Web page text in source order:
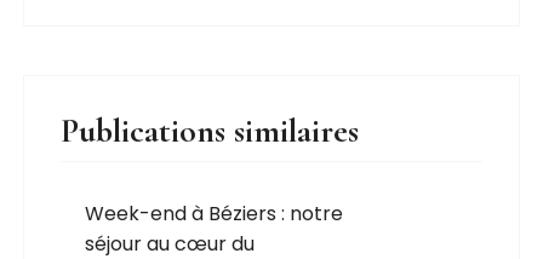
Publications similaires
Week-end à Béziers : notre
séjour au cœur du